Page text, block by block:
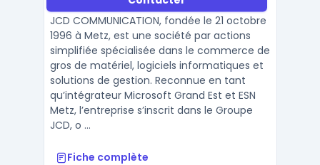
JCD COMMUNICATION, fondée le 21 octobre
1996 à Metz, est une société par actions
simplifiée spécialisée dans le commerce de
gros de matériel, logiciels informatiques et
solutions de gestion. Reconnue en tant
qu’intégrateur Microsoft Grand Est et ESN
Metz, l’entreprise s’inscrit dans le Groupe
JCD, o ...
Fiche complète